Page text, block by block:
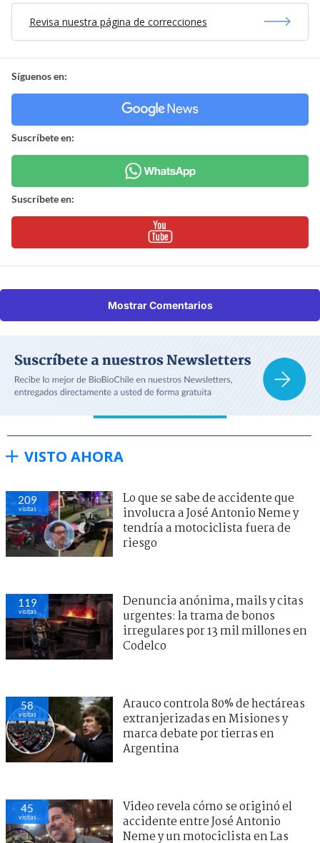
Revisa nuestra página de correcciones
Síguenos en:
Suscríbete en:
Suscríbete en:
Mostrar Comentarios
VISTO AHORA
209
visitas
Lo que se sabe de accidente que
involucra a José Antonio Neme y
tendría a motociclista fuera de
riesgo
119
visitas
Denuncia anónima, mails y citas
urgentes: la trama de bonos
irregulares por 13 mil millones en
Codelco
58
visitas
Arauco controla 80% de hectáreas
extranjerizadas en Misiones y
marca debate por tierras en
Argentina
45
visitas
Video revela cómo se originó el
accidente entre José Antonio
Neme y un motociclista en Las